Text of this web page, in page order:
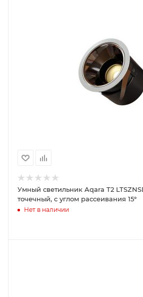
Умный светильник Aqara T2
точечный, с углом рассеивания 15°
Нет в наличии